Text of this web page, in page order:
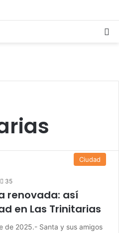
«Tu vida no tiene repuesto»
Ciudad
35
renovada: así
en Las Trinitarias
de 2025.- Santa y sus amigos